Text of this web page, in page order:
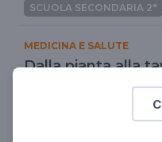
SCUOLA SECONDARIA 2°
MEDICINA E SALUTE
Dalla pianta alla
SCUOLA SECONDARIA 2°